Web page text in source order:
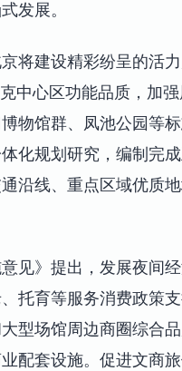
发展。
将建设精彩纷呈的活
中心区功能品质，加
物馆群、凤池公园等
化规划研究，编制完
沿线、重点区域优质
见》提出，发展夜间
托育等服务消费政策
型场馆周边商圈综合
配套设施。促进文商旅